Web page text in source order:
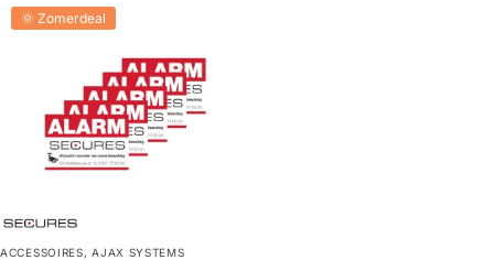
🌞 Zomerdeal
ACCESSOIRES,AJAX SYSTEMS